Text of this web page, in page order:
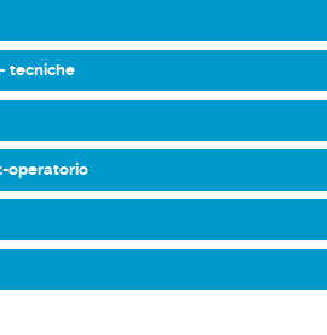
tecniche
operatorio